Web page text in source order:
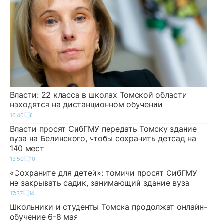
Власти: 22 класса в школах Томской области
находятся на дистанционном обучении
16:40 6
Власти просят СибГМУ передать Томску здание
вуза на Белинского, чтобы сохранить детсад на
140 мест
13:50 10
«Сохраните для детей»: томичи просят СибГМУ
не закрывать садик, занимающий здание вуза
17:37 14
Школьники и студенты Томска продолжат онлайн-
обучение 6-8 мая